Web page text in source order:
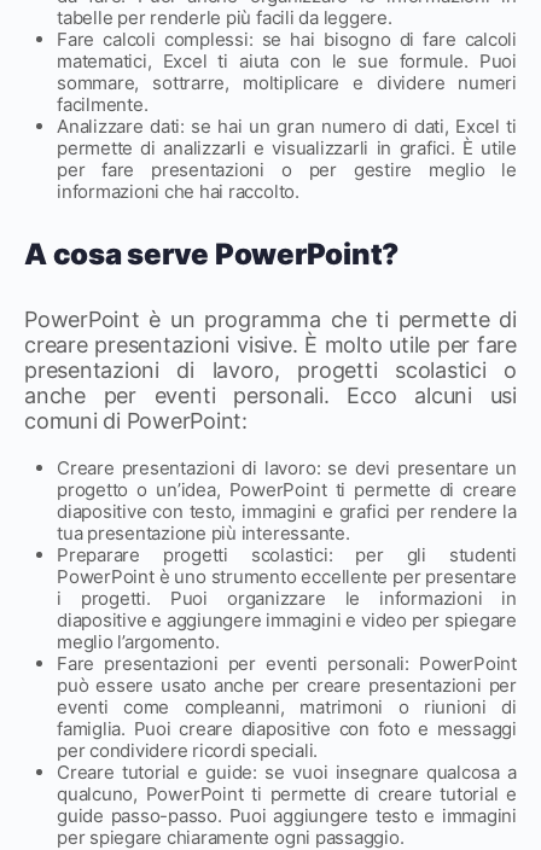
tabelle per renderle più facili da leggere.
Fare calcoli complessi: se hai bisogno di fare calcoli
matematici, Excel ti aiuta con le sue formule. Puoi
sommare, sottrarre, moltiplicare e dividere numeri
facilmente.
Analizzare dati: se hai un gran numero di dati, Excel ti
permette di analizzarli e visualizzarli in grafici. È utile
per fare presentazioni o per gestire meglio le
informazioni che hai raccolto.
A cosa serve PowerPoint?
PowerPoint è un programma che ti permette di
creare presentazioni visive. È molto utile per fare
presentazioni di lavoro, progetti scolastici o
anche per eventi personali. Ecco alcuni usi
comuni di PowerPoint:
Creare presentazioni di lavoro: se devi presentare un
progetto o un’idea, PowerPoint ti permette di creare
diapositive con testo, immagini e grafici per rendere la
tua presentazione più interessante.
Preparare progetti scolastici: per gli studenti
PowerPoint è uno strumento eccellente per presentare
i progetti. Puoi organizzare le informazioni in
diapositive e aggiungere immagini e video per spiegare
meglio l’argomento.
Fare presentazioni per eventi personali: PowerPoint
può essere usato anche per creare presentazioni per
eventi come compleanni, matrimoni o riunioni di
famiglia. Puoi creare diapositive con foto e messaggi
per condividere ricordi speciali.
Creare tutorial e guide: se vuoi insegnare qualcosa a
qualcuno, PowerPoint ti permette di creare tutorial e
guide passo-passo. Puoi aggiungere testo e immagini
per spiegare chiaramente ogni passaggio.